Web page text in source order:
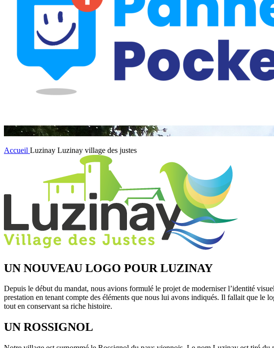
Accueil Luzinay Luzinay village des justes
UN NOUVEAU LOGO POUR LUZINAY
Depuis le début du mandat, nous avions formulé le projet de moderniser l’identité
prestation en tenant compte des éléments que nous lui avons indiqués. Il fallait que le
tout en conservant sa riche histoire.
UN ROSSIGNOL